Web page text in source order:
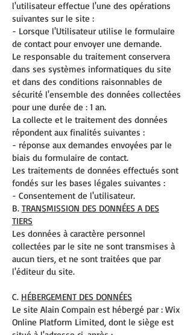
l'utilisateur effectue l'une des opérations
suivantes sur le site :
- Lorsque l'Utilisateur utilise le formulaire
de contact pour envoyer une demande.
Le responsable du traitement conservera
dans ses systèmes informatiques du site
et dans des conditions raisonnables de
sécurité l'ensemble des données collectées
pour une durée de : 1 an.
La collecte et le traitement des données
répondent aux finalités suivantes :
- réponse aux demandes envoyées par le
biais du formulaire de contact.
Les traitements de données effectués sont
fondés sur les bases légales suivantes :
- Consentement de l'utilisateur.
B. TRANSMISSION DES DONNÉES A DES
TIERS
Les données à caractère personnel
collectées par le site ne sont transmises à
aucun tiers, et ne sont traitées que par
l'éditeur du site.
C. HÉBERGEMENT DES DONNÉES
Le site Alain Compain est hébergé par : Wix
Online Platform Limited, dont le siège est